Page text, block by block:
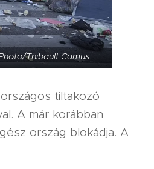
Thibault Camus
tiltakozó
A már korábban
ország blokádja. A